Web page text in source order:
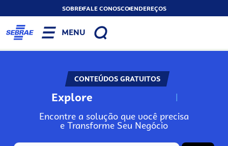
SOBREFALE CONOSCOENDEREÇOS
MENU
CONTEÚDOS GRATUITOS
Explore N
Encontre a solução que você precisa
e Transforme Seu Negócio